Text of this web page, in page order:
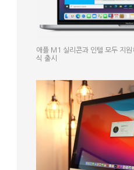
애플 M1 실리콘과 인텔 모두 지
식 출시